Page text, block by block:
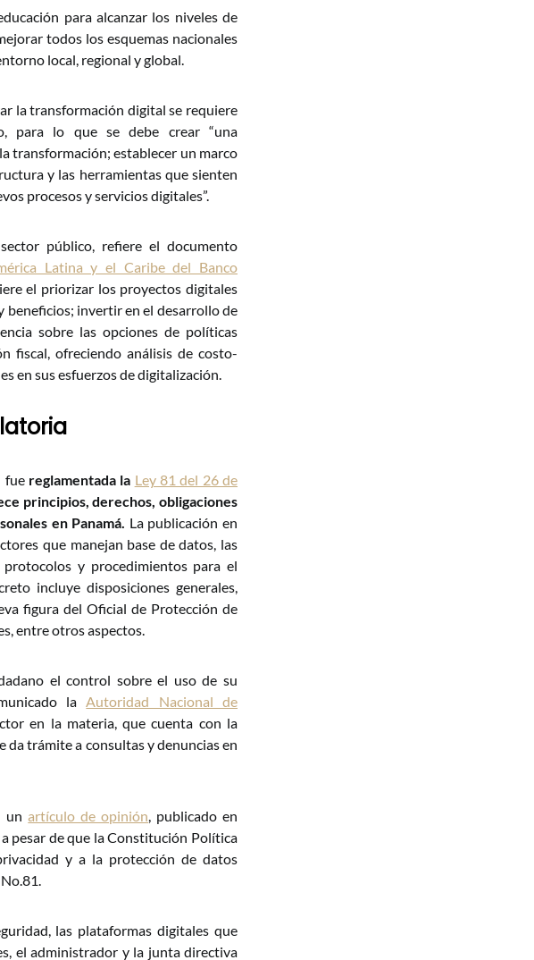
para alcanzar los niveles de
todos los esquemas nacionales
local, regional y global.
la transformación digital se requiere
para lo que se debe crear “una
transformación; establecer un marco
y las herramientas que sienten
procesos y servicios digitales”.
público, refiere el documento
Latina y el Caribe del Banco
el priorizar los proyectos digitales
beneficios; invertir en el desarrollo de
sobre las opciones de políticas
fiscal, ofreciendo análisis de costo-
en sus esfuerzos de digitalización.
fuereglamentada la Ley 81 del 26 de
principios, derechos, obligaciones
en Panamá. La publicación en
que manejan base de datos, las
y procedimientos para el
incluye disposiciones generales,
figura del Oficial de Protección de
entre otros aspectos.
el control sobre el uso de su
laAutoridad Nacional de
en la materia, que cuenta con la
da trámite a consultas y denuncias en
unartículo de opinión, publicado en
pesar de que la Constitución Política
y a la protección de datos
las plataformas digitales que
el administrador y la junta directiva